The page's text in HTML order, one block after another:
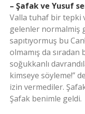
– Şafak ve Yusuf
Valla tuhaf bir tepki
gelenler normalmiş
sapıtıyormuş bu
olmamış da
soğukkanlı
kimseye söyleme!”
izin vermediler.
Şafak benimle geldi.